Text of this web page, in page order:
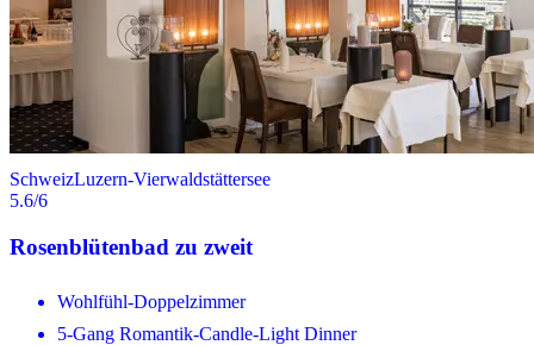
SchweizLuzern-Vierwaldstättersee
5.6/6
Rosenblütenbad zu zweit
Wohlfühl-Doppelzimmer
5-Gang Romantik-Candle-Light Dinner